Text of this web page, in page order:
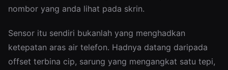
nombor yang anda lihat pada skrin.
Sensor itu sendiri bukanlah yang menghadkan
ketepatan aras air telefon. Hadnya datang daripada
offset terbina cip, sarung yang mengangkat satu tepi,